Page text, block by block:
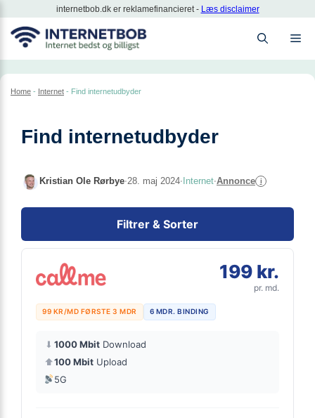
indhold
internetbob.dk er reklamefinancieret - Læs disclaimer
Home - Internet - Find internetudbyder
Find internetudbyder
Kristian Ole Rørbye·28. maj 2024·Internet·Annonce i
Filtrer & Sorter
199 kr.
pr. md.
99 KR/MD FØRSTE 3 MDR 6 MDR. BINDING
⬇ 1000 Mbit Download
⬆100 Mbit Upload
5G